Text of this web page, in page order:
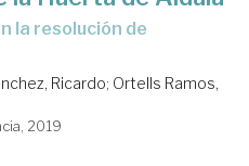
Ricardo; Ortells Ramos,
2019